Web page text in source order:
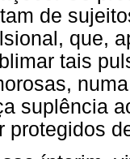
de
que,
tais
suplência
protegidos